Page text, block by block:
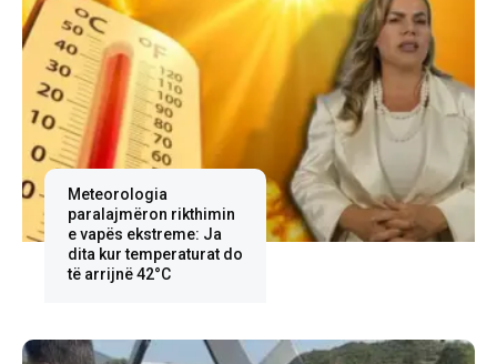
Meteorologia
paralajmëron rikthimin
e vapës ekstreme: Ja
dita kur temperaturat do
të arrijnë 42°C